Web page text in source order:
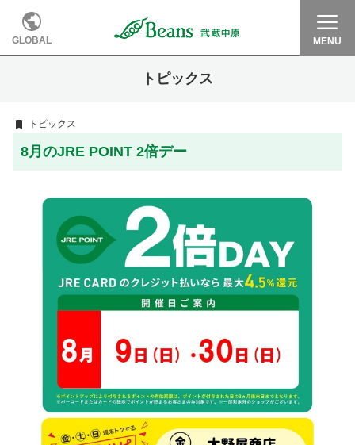
GLOBAL MENU
トピックス
トピックス
8月のJRE POINT 2倍デー